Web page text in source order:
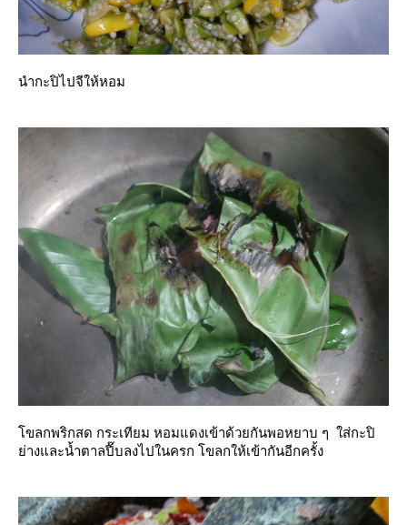
นำกะปิไปจีให้หอม
ขลกพริกสด กระเทียม หอมแดงเข้าด้วยกันพอหยาบ ๆ ใส่กะปิ
่างและน้ำตาลปี๊บลงไปในครก โขลกให้เข้ากันอีกครั้ง